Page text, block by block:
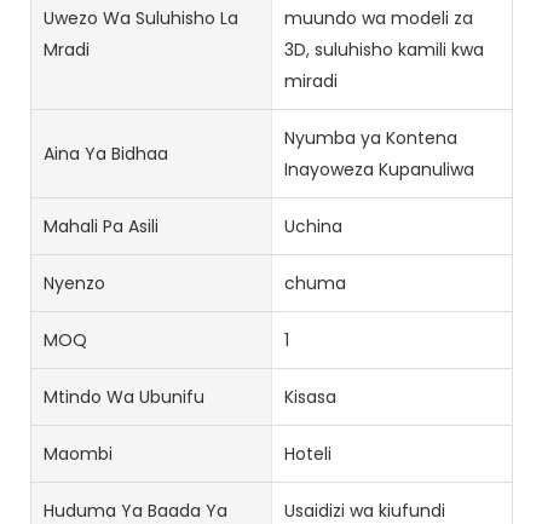
Uwezo Wa Suluhisho La
Mradi
muundo wa modeli za
3D, suluhisho kamili kwa
miradi
Aina Ya Bidhaa
Nyumba ya Kontena
Inayoweza Kupanuliwa
Mahali Pa Asili Uchina
Nyenzo chuma
MOQ 1
Mtindo Wa Ubunifu Kisasa
Maombi Hoteli
Huduma Ya Baada Ya
Usaidizi wa kiufundi